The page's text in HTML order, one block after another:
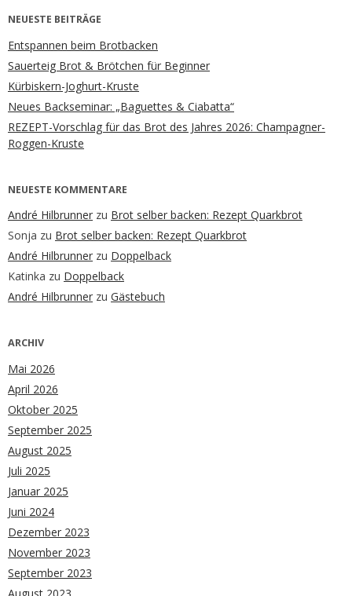
NEUESTE BEITRÄGE
Entspannen beim Brotbacken
Sauerteig Brot & Brötchen für Beginner
Kürbiskern-Joghurt-Kruste
Neues Backseminar: „Baguettes & Ciabatta“
REZEPT-Vorschlag für das Brot des Jahres 2026: Champagner-
Roggen-Kruste
NEUESTE KOMMENTARE
André Hilbrunner zu Brot selber backen: Rezept Quarkbrot
Sonja zu Brot selber backen: Rezept Quarkbrot
André Hilbrunner zu Doppelback
Katinka zu Doppelback
André Hilbrunner zu Gästebuch
ARCHIV
Mai 2026
April 2026
Oktober 2025
September 2025
August 2025
Juli 2025
Januar 2025
Juni 2024
Dezember 2023
November 2023
September 2023